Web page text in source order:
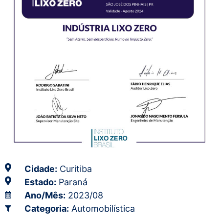
Cidade: Curitiba
Estado: Paraná
Ano/Mês: 2023/08
Categoria: Automobilística